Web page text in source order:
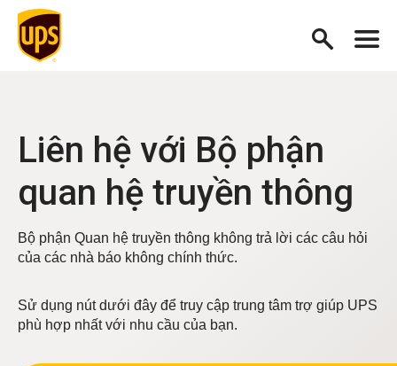
Liên hệ với Bộ phận
quan hệ truyền thông
Bộ phận Quan hệ truyền thông không trả lời các câu hỏi
của các nhà báo không chính thức.
Sử dụng nút dưới đây để truy cập trung tâm trợ giúp UPS
phù hợp nhất với nhu cầu của bạn.